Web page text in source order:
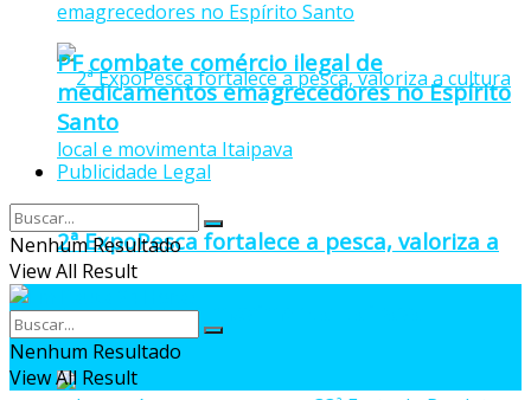
2ª ExpoPesca fortalece a pesca, valoriza a
cultura local e movimenta Itaipava
PF combate comércio ilegal de
medicamentos emagrecedores no Espírito
Santo
Publicidade Legal
Nenhum Resultado
View All Result
Nenhum Resultado
View All Result